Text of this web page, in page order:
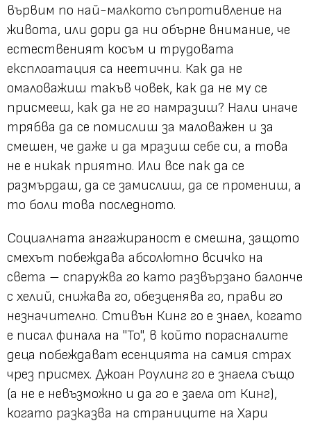
вървим по най-малкото съпротивление на
живота, или дори да ни обърне внимание, че
естественият косъм и трудовата
експлоатация са неетични. Как да не
омаловажиш такъв човек, как да не му се
присмееш, как да не го намразиш? Нали иначе
трябва да се помислиш за маловажен и за
смешен, че даже и да мразиш себе си, а това
не е никак приятно. Или все пак да се
размърдаш, да се замислиш, да се промениш, а
то боли това последното.
Социалната ангажираност е смешна, защото
смехът побеждава абсолютно всичко на
света – спаружва го като развързано балонче
с хелий, снижава го, обезценява го, прави го
незначително. Стивън Кинг го е знаел, когато
е писал финала на "То", в който порасналите
деца побеждават есенцията на самия страх
чрез присмех. Джоан Роулинг го е знаела също
(а не е невъзможно и да го е заела от Кинг),
когато разказва на страниците на Хари